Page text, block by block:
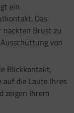
ein
Das
nackten Brust zu
von
Blickkontakt,
auf die Laute Ihres
zeigen Ihrem